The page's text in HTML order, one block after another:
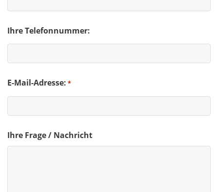
Ihre Telefonnummer:
E-Mail-Adresse: *
Ihre Frage / Nachricht